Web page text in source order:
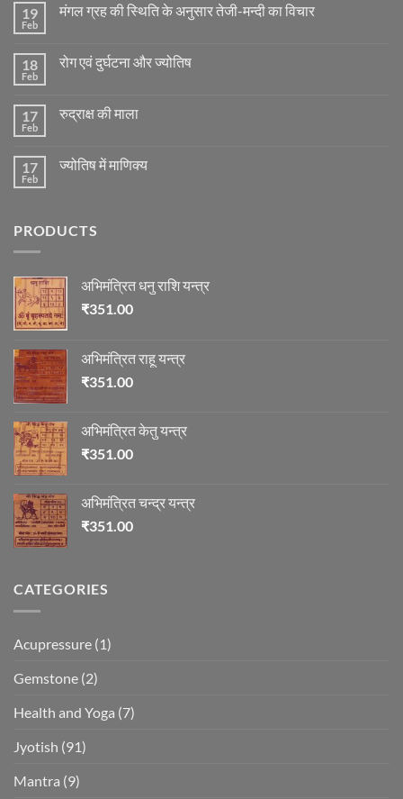
19
Feb
मंगल ग्रह की स्थिति के अनुसार तेजी-मन्दी का विचार
मंगल
के
अनुसार
विचार
18
Feb
रोग एवं दुर्घटना और ज्योतिष
रोग
ज्योतिष
17
Feb
रुद्राक्ष की माला
रुद्राक्ष
17
Feb
ज्योतिष में माणिक्य
में
PRODUCTS
अभिमंत्रित धनु राशि यन्त्र
₹351.00
अभिमंत्रित राहू यन्त्र
₹351.00
अभिमंत्रित केतु यन्त्र
₹351.00
अभिमंत्रित चन्द्र यन्त्र
₹351.00
CATEGORIES
Acupressure (1)
Gemstone (2)
Health and Yoga (7)
Jyotish (91)
Mantra (9)